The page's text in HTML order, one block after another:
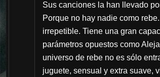
Sus canciones la han llevado
Porque no hay nadie como
irrepetible. Tiene una gran
parámetros opuestos como
universo de rebe no es sólo
juguete, sensual y extra suave,